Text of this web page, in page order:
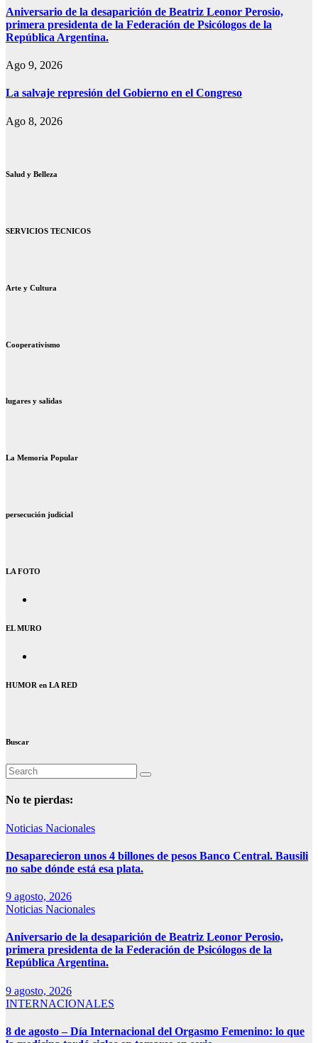
Aniversario de la desaparición de Beatriz Leonor Perosio,
primera presidenta de la Federación de Psicólogos de la
República Argentina.
Ago 9, 2026
La salvaje represión del Gobierno en el Congreso
Ago 8, 2026
Salud y Belleza
SERVICIOS TECNICOS
Arte y Cultura
Cooperativismo
lugares y salidas
La Memoria Popular
persecución judicial
LA FOTO
EL MURO
HUMOR en LA RED
Buscar
No te pierdas:
Noticias Nacionales
Desaparecieron unos 4 billones de pesos Banco Central. Bausili
no sabe dónde está esa plata.
9 agosto, 2026
Noticias Nacionales
Aniversario de la desaparición de Beatriz Leonor Perosio,
primera presidenta de la Federación de Psicólogos de la
República Argentina.
9 agosto, 2026
INTERNACIONALES
8 de agosto – Día Internacional del Orgasmo Femenino: lo que